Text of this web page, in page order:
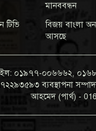
টিভি
মানববন্ধন
বিজয় বাংলা
আসছে
০১৯৭৭-০০৬৬৬২,
ব্যবস্থাপনা
আহমেদ (পার্থ) -